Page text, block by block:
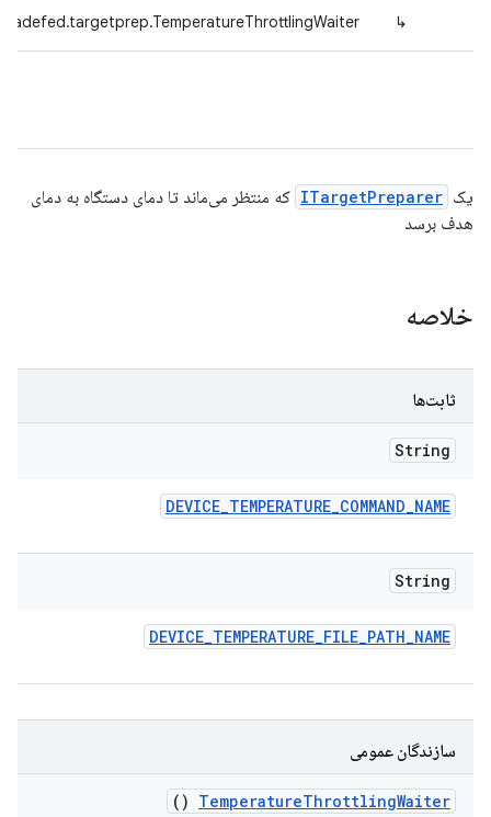
↳
یک ITargetPreparer که منتظر می‌ماند تا دمای دستگاه به دمای
هدف برسد
خلاصه
ثابت‌ها
String
DEVICE_TEMPERATURE_COMMAND_NAME
String
DEVICE_TEMPERATURE_FILE_PATH_NAME
سازندگان عمومی
TemperatureThrottlingWaiter
()